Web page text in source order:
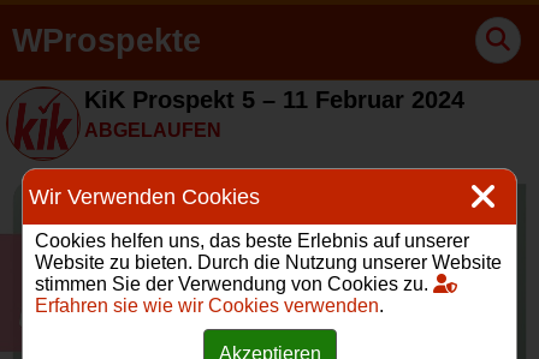
WProspekte
KiK Prospekt 5 – 11 Februar 2024
ABGELAUFEN
Wir Verwenden Cookies
Cookies helfen uns, das beste Erlebnis auf unserer
Website zu bieten. Durch die Nutzung unserer Website
stimmen Sie der Verwendung von Cookies zu.
Erfahren sie wie wir Cookies verwenden.
Akzeptieren